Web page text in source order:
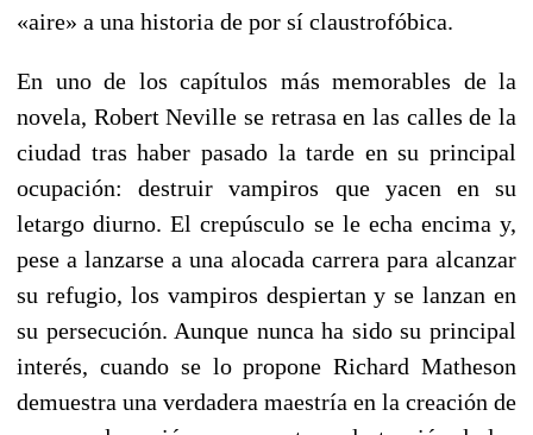
«aire» a una historia de por sí claustrofóbica.
En uno de los capítulos más memorables de la
novela, Robert Neville se retrasa en las calles de la
ciudad tras haber pasado la tarde en su principal
ocupación: destruir vampiros que yacen en su
letargo diurno. El crepúsculo se le echa encima y,
pese a lanzarse a una alocada carrera para alcanzar
su refugio, los vampiros despiertan y se lanzan en
su persecución. Aunque nunca ha sido su principal
interés, cuando se lo propone Richard Matheson
demuestra una verdadera maestría en la creación de